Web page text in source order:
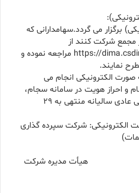
برگزار می گردد.سهامدارانی که
مجمع شرکت کنند از
تاریخ 07/04/1403 به تارنمای https://dima.csdiran.ir مراجعه نموده و
نمایند.
صورت الکترونیکی انجام می
و احراز هویت در سامانه سجام،
این شرکت را در برگزاری مجمع عمومی عادی سالیانه منتهی به 29
الکترونیکی: شرکت سپرده گذاری
شرکت